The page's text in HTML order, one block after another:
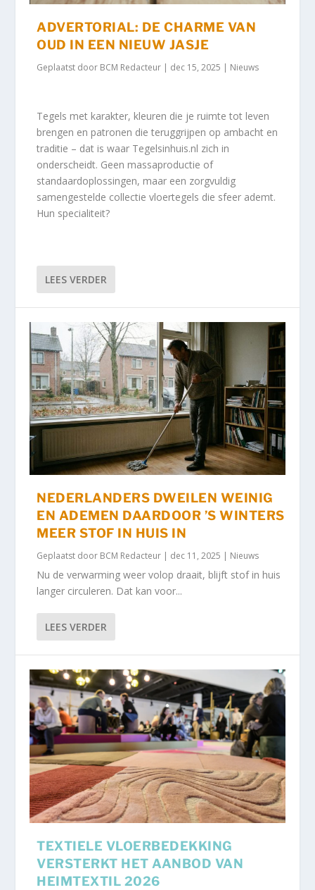
ADVERTORIAL: DE CHARME VAN
OUD IN EEN NIEUW JASJE
Geplaatst door BCM Redacteur | dec 15, 2025 | Nieuws
Tegels met karakter, kleuren die je ruimte tot leven
brengen en patronen die teruggrijpen op ambacht en
traditie – dat is waar Tegelsinhuis.nl zich in
onderscheidt. Geen massaproductie of
standaardoplossingen, maar een zorgvuldig
samengestelde collectie vloertegels die sfeer ademt.
Hun specialiteit?
LEES VERDER
NEDERLANDERS DWEILEN WEINIG
EN ADEMEN DAARDOOR ’S WINTERS
MEER STOF IN HUIS IN
Geplaatst door BCM Redacteur | dec 11, 2025 | Nieuws
Nu de verwarming weer volop draait, blijft stof in huis
langer circuleren. Dat kan voor...
LEES VERDER
TEXTIELE VLOERBEDEKKING
VERSTERKT HET AANBOD VAN
HEIMTEXTIL 2026